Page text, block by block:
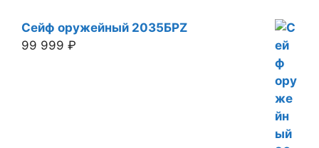
Сейф оружейный 2035БРZ
99 999 ₽